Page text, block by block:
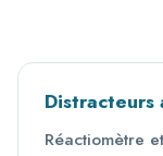
Distracteurs
Réactiomètre